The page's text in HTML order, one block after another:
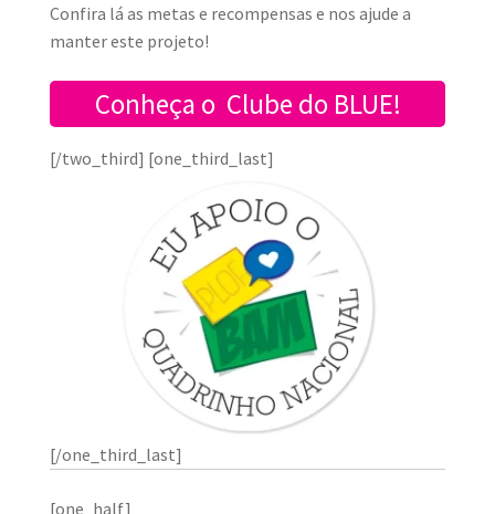
Confira lá as metas e recompensas e nos ajude a
manter este projeto!
Conheça o Clube do BLUE!
[/two_third] [one_third_last]
[/one_third_last]
[one_half]